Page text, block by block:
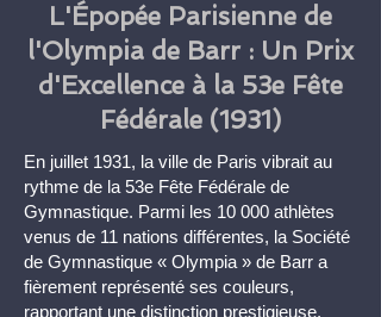
L'Épopée Parisienne de
l'Olympia de Barr : Un Prix
d'Excellence à la 53e Fête
Fédérale (1931)
En juillet 1931, la ville de Paris vibrait au
rythme de la 53e Fête Fédérale de
Gymnastique. Parmi les 10 000 athlètes
venus de 11 nations différentes, la Société
de Gymnastique « Olympia » de Barr a
fièrement représenté ses couleurs,
rapportant une distinction prestigieuse.